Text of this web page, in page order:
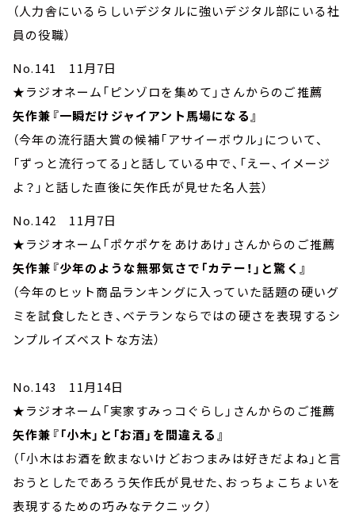
（人力舎にいるらしいデジタルに強いデジタル部にいる社
員の役職）
No.141 11月7日
★ラジオネーム「ピンゾロを集めて」さんからのご推薦
矢作兼『一瞬だけジャイアント馬場になる』
（今年の流行語大賞の候補「アサイーボウル」について、
「ずっと流行ってる」と話している中で、「えー、イメージ
よ？」と話した直後に矢作氏が見せた名人芸）
No.142 11月7日
★ラジオネーム「ポケポケをあけあけ」さんからのご推薦
矢作兼『少年のような無邪気さで「カテー！」と驚く』
（今年のヒット商品ランキングに入っていた話題の硬いグ
ミを試食したとき、ベテランならではの硬さを表現するシ
ンプルイズベストな方法）
No.143 11月14日
★ラジオネーム「実家すみっコぐらし」さんからのご推薦
矢作兼『「小木」と「お酒」を間違える』
（「小木はお酒を飲まないけどおつまみは好きだよね」と言
おうとしたであろう矢作氏が見せた、おっちょこちょいを
表現するための巧みなテクニック）